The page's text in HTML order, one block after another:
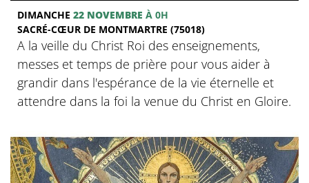
DIMANCHE 22 NOVEMBRE À 0H
SACRÉ-CŒUR DE MONTMARTRE (75018)
A la veille du Christ Roi des enseignements,
messes et temps de prière pour vous aider à
grandir dans l'espérance de la vie éternelle et
attendre dans la foi la venue du Christ en Gloire.